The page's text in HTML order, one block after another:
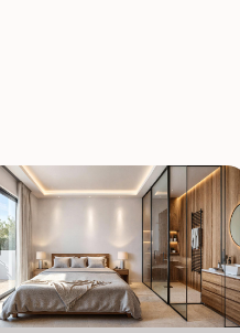
wody ze złotego piasku.
km oraz lotnisko Alicante 55